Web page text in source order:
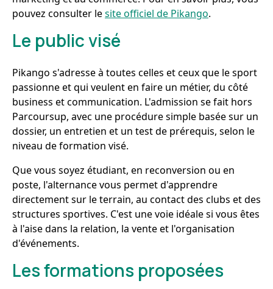
pouvez consulter lesite officiel de Pikango.
Le public visé
Pikango s'adresse à toutes celles et ceux que le sport
passionne et qui veulent en faire un métier, du côté
business et communication. L'admission se fait hors
Parcoursup, avec une procédure simple basée sur un
dossier, un entretien et un test de prérequis, selon le
niveau de formation visé.
Que vous soyez étudiant, en reconversion ou en
poste, l'alternance vous permet d'apprendre
directement sur le terrain, au contact des clubs et des
structures sportives. C'est une voie idéale si vous êtes
à l'aise dans la relation, la vente et l'organisation
d'événements.
Les formations proposées